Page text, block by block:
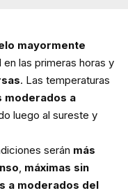
mayormente
las primeras horas y
. Las temperaturas
moderados a
luego al sureste y
serán más
, máximas sin
a moderados del